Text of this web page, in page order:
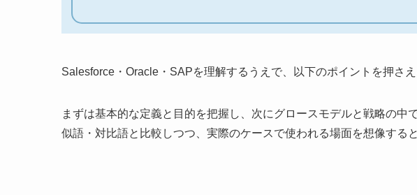
Salesforce・Oracle・SAPを理解するうえで、以下のポイントを押さ
まずは基本的な定義と目的を把握し、次にグロースモデルと戦略の中
似語・対比語と比較しつつ、実際のケースで使われる場面を想像する